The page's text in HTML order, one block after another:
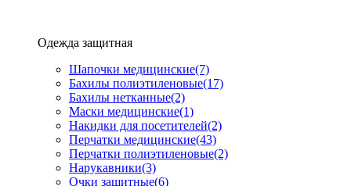
Одежда защитная
Шапочки медицинские(7)
Бахилы полиэтиленовые(17)
Бахилы нетканные(2)
Маски медицинские(1)
Накидки для посетителей(2)
Перчатки медицинские(43)
Перчатки полиэтиленовые(2)
Нарукавники(3)
Очки защитные(6)